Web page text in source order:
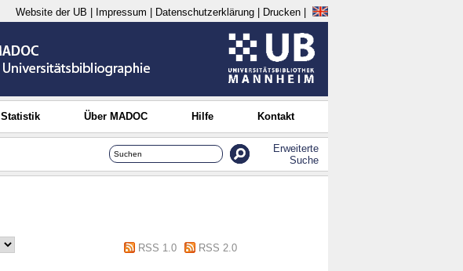
Website der UB Impressum Datenschutzerklärung Drucken
Statistik Über MADOC Hilfe Kontakt
Erweiterte
Suche
RSS 1.0
RSS 2.0